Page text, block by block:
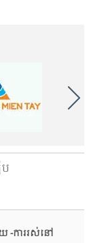
ការរស់នៅ